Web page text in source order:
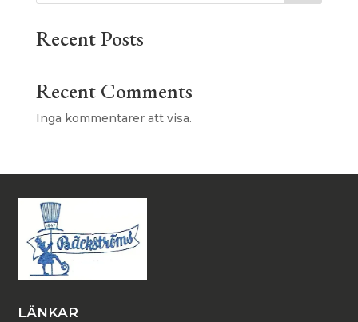
Recent Posts
Recent Comments
Inga kommentarer att visa.
LÄNKAR